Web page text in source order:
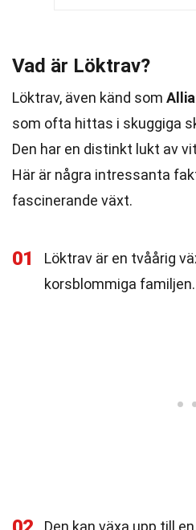
Vad är Löktrav?
Löktrav, även känd som
som ofta hittas i skuggiga
Den har en distinkt lukt av
Här är några intressanta
fascinerande växt.
01
Löktrav är en tvåårig
korsblommiga familjen.
Den kan växa upp till